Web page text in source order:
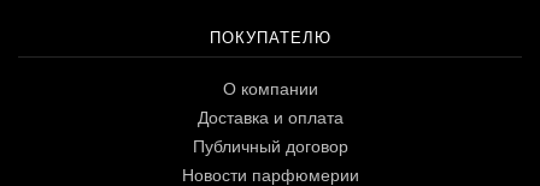
ПОКУПАТЕЛЮ
О компании
Доставка и оплата
Публичный договор
Новости парфюмерии